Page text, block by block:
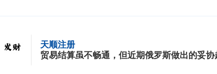
天顺注册
贸易结算虽不畅通，但近期俄罗斯做出的妥协